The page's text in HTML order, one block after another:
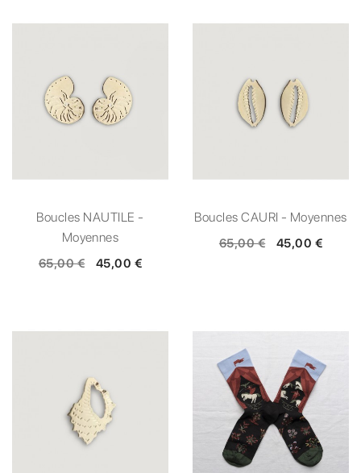
Boucles NAUTILE -
Moyennes
65,00 € 45,00 €
Boucles CAURI - Moyennes
65,00 € 45,00 €